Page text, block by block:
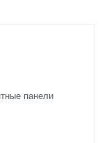
панели